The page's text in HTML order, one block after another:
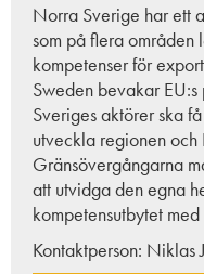
Norra Sverige har ett
som på flera områden
kompetenser för
Sweden bevakar
Sveriges aktörer ska
utveckla regionen och
Gränsövergångarna
att utvidga den egna
kompetensutbytet
Kontaktperson: Niklas